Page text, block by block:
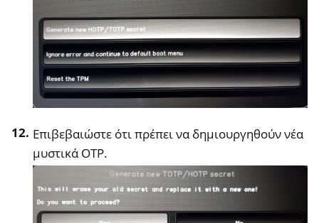
Επιβεβαιώστε ότι πρέπει να δημιουργηθούν νέα
μυστικά OTP.